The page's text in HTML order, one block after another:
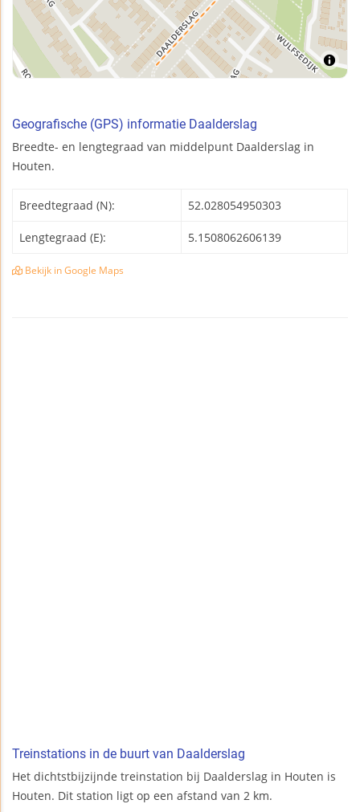
Geografische (GPS) informatie Daalderslag
Breedte- en lengtegraad van middelpunt Daalderslag in
Houten.
Breedtegraad (N): 52.028054950303
Lengtegraad (E): 5.1508062606139
Bekijk in Google Maps
Treinstations in de buurt van Daalderslag
Het dichtstbijzijnde treinstation bij Daalderslag in Houten is
Houten. Dit station ligt op een afstand van 2 km.